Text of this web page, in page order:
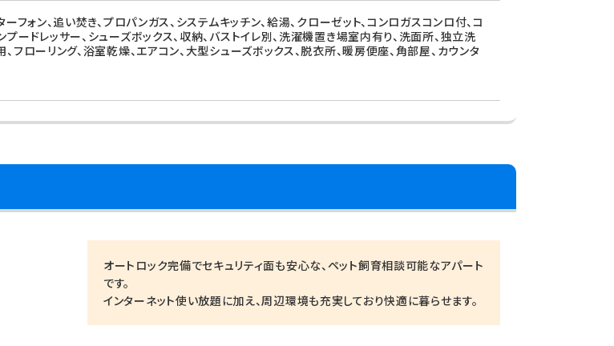
フォン、追い焚き、プロパンガス、システムキッチン、給湯、クローゼット、コンロガスコンロ付、コ
プードレッサー、シューズボックス、収納、バストイレ別、洗濯機置き場室内有り、洗面所、独立洗
、フローリング、浴室乾燥、エアコン、大型シューズボックス、脱衣所、暖房便座、角部屋、カウンタ
オートロック完備でセキュリティ面も安心な、ペット飼育相談可能なアパート
です。
インターネット使い放題に加え、周辺環境も充実しており快適に暮らせます。